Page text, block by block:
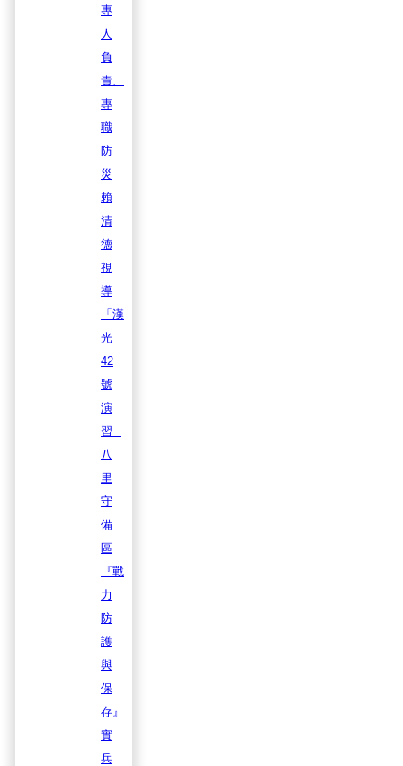
專
人
負
責、
專
職
防
災
賴
清
德
視
導
「漢
光
42
號
演
習─
八
里
守
備
區
『戰
力
防
護
與
保
存』
實
兵